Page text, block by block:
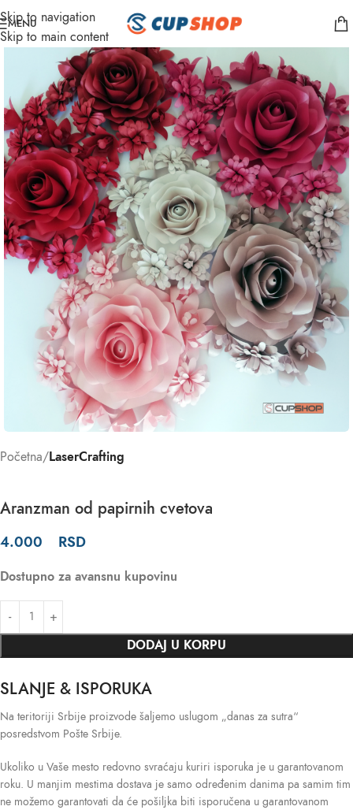
Skip to navigation
Skip to main content
MENU
Početna LaserCrafting
Aranzman od papirnih cvetova
4.000 RSD
Dostupno za avansnu kupovinu
DODAJ U KORPU
SLANJE & ISPORUKA
Na teritoriji Srbije proizvode šaljemo uslugom „danas za sutra“
posredstvom Pošte Srbije.
Ukoliko u Vaše mesto redovno svraćaju kuriri isporuka je u garantovanom
roku. U manjim mestima dostava je samo određenim danima pa samim tim
ne možemo garantovati da će pošiljka biti isporučena u garantovanom